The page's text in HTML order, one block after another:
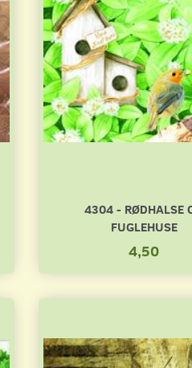
4304 - RØDHALSE
FUGLEHUSE
4,50